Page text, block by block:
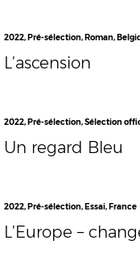
2022,Pré-sélection,Roman,
L’ascension
2022,Pré-sélection,Sélection
Un regard Bleu
2022,Pré-sélection,Essai,France
L’Europe –